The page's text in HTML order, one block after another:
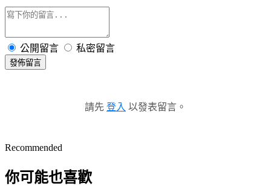
公開留言 私密留言
發佈留言
請先 登入 以發表留言。
Recommended
你可能也喜歡